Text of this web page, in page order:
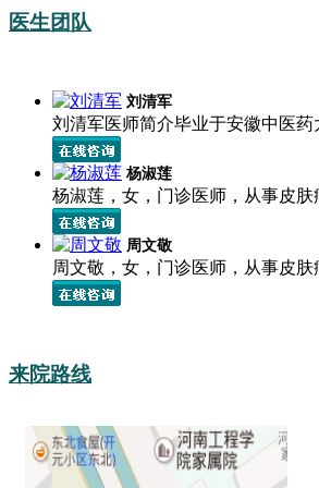
医生团队
刘清军
刘清军医师简介毕业于安徽中医药
杨淑莲
杨淑莲，女，门诊医师，从事皮肤
周文敬
周文敬，女，门诊医师，从事皮
来院路线